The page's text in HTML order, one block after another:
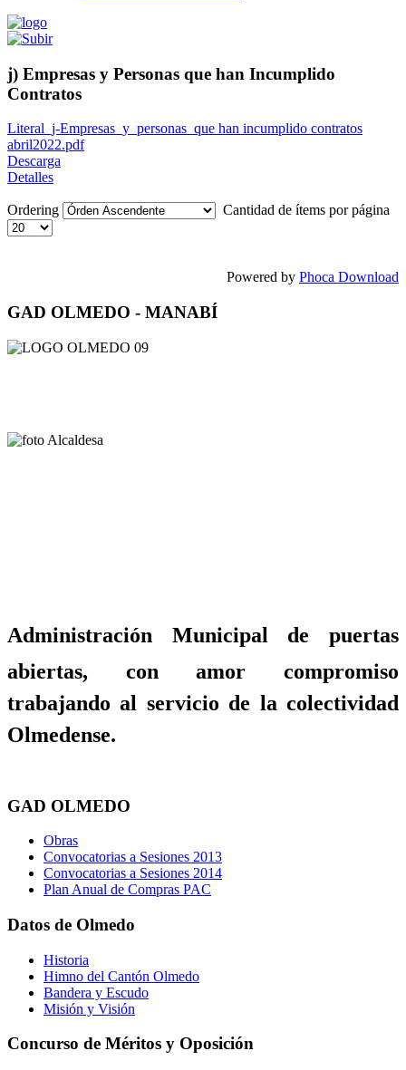
j) Empresas y Personas que han Incumplido
Contratos
Literal_j-Empresas_y_personas_que han incumplido contratos
abril2022.pdf
Descarga
Detalles
Ordering Cantidad de ítems por página
Powered by Phoca Download
GAD OLMEDO - MANABÍ
Administración Municipal de puertas
abiertas, con amor compromiso
trabajando al servicio de la colectividad
Olmedense.
GAD OLMEDO
Obras
Convocatorias a Sesiones 2013
Convocatorias a Sesiones 2014
Plan Anual de Compras PAC
Datos de Olmedo
Historia
Himno del Cantón Olmedo
Bandera y Escudo
Misión y Visión
Concurso de Méritos y Oposición